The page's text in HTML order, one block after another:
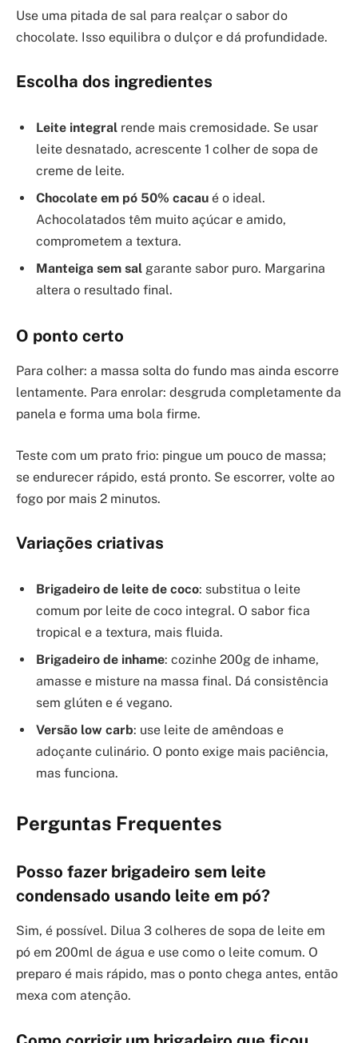
Use uma pitada de sal para realçar o sabor do
chocolate. Isso equilibra o dulçor e dá profundidade.
Escolha dos ingredientes
Leite integral rende mais cremosidade. Se usar
leite desnatado, acrescente 1 colher de sopa de
creme de leite.
Chocolate em pó 50% cacau é o ideal.
Achocolatados têm muito açúcar e amido,
comprometem a textura.
Manteiga sem sal garante sabor puro. Margarina
altera o resultado final.
O ponto certo
Para colher: a massa solta do fundo mas ainda escorre
lentamente. Para enrolar: desgruda completamente da
panela e forma uma bola firme.
Teste com um prato frio: pingue um pouco de massa;
se endurecer rápido, está pronto. Se escorrer, volte ao
fogo por mais 2 minutos.
Variações criativas
Brigadeiro de leite de coco: substitua o leite
comum por leite de coco integral. O sabor fica
tropical e a textura, mais fluida.
Brigadeiro de inhame: cozinhe 200g de inhame,
amasse e misture na massa final. Dá consistência
sem glúten e é vegano.
Versão low carb: use leite de amêndoas e
adoçante culinário. O ponto exige mais paciência,
mas funciona.
Perguntas Frequentes
Posso fazer brigadeiro sem leite
condensado usando leite em pó?
Sim, é possível. Dilua 3 colheres de sopa de leite em
pó em 200ml de água e use como o leite comum. O
preparo é mais rápido, mas o ponto chega antes, então
mexa com atenção.